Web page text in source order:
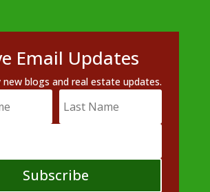
Email Updates
new blogs and real estate updates.
Subscribe